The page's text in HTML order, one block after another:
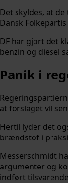
Det skyldes, at
Dansk
DF har gjort det
benzin og diesel
Panik i
at forslaget vil
Hertil lyder det
brændstof i
Messerschmidt
argumenter og
indført